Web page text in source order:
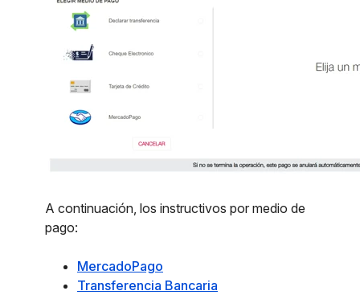
A continuación, los instructivos por medio de
pago:
MercadoPago
Transferencia Bancaria